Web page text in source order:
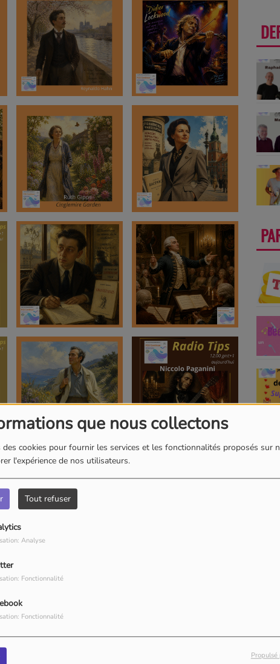
que nous collectons
cookies pour fournir les services et les fonctionnalités proposés sur
l'expérience de nos utilisateurs.
Tout refuser
Analyse
Fonctionnalité
Fonctionnalité